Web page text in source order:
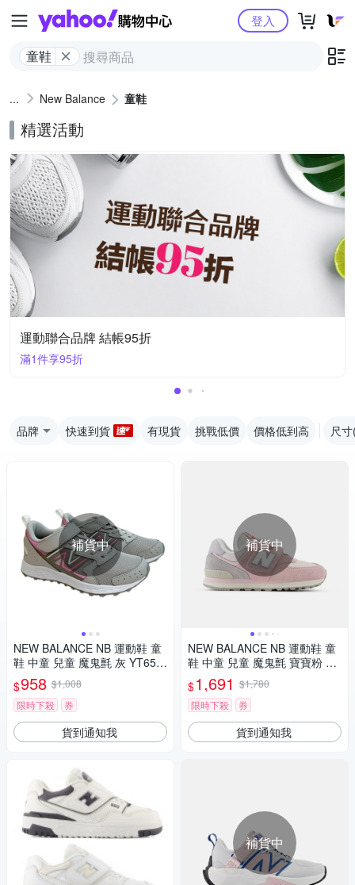
Yahoo購物中心
童鞋
登入
New Balance 童鞋
精選活動
運動聯合品牌 結帳95折
滿1件享95折
品牌 快速到貨 有現貨 挑戰低價 價格低到高 尺
補貨中
NEW BALANCE NB 運動鞋 童
鞋 中童 兒童 魔鬼氈 灰 YT650
SR1-W楦
$958 $1,008
限時下殺
券
貨到通知我
補貨中
NEW BALANCE NB 運動鞋 童
鞋 中童 兒童 魔鬼氈 寶寶粉 PV
574BKM-W楦
$1,691 $1,780
限時下殺
券
貨到通知我
補貨中